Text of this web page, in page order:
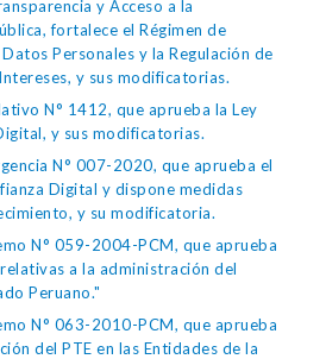
y Acceso a la
fortalece el Régimen de
Personales y la Regulación de
y sus modificatorias.
N° 1412, que aprueba la Ley
y sus modificatorias.
N° 007-2020, que aprueba el
Digital y dispone medidas
y su modificatoria.
N° 059-2004-PCM, que aprueba
a la administración del
Peruano."
N° 063-2010-PCM, que aprueba
del PTE en las Entidades de la